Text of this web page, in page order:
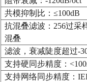
共模抑制比： ≤100dB
抗混叠滤波： 256过采
混叠
滤波，衰减陡度超过-
支持硬同步精度：
支持网络同步精度：